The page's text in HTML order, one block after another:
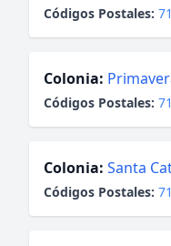
Códigos Postales:
Colonia:
Códigos Postales:
Colonia: Santa
Códigos Postales: